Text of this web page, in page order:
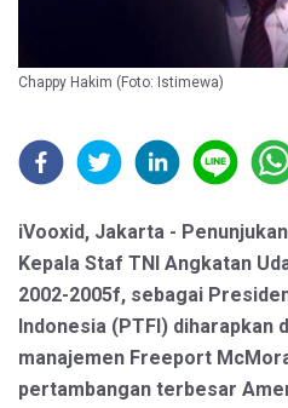
Chappy Hakim (Foto: Istimewa)
iVooxid, Jakarta -
Kepala Staf TNI Angkatan
2002-2005f, sebagai
Indonesia (PTFI) diharapkan
manajemen Freeport
pertambangan terbesar